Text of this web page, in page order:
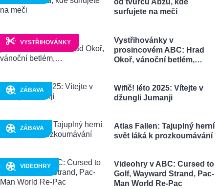
od tvůrců Abzû, kde
surfujete na meči
VYSTŘIHOVÁNKY
Vystřihovánky v
prosincovém ABC: Hrad
Okoř, vánoční betlém,…
ZÁBAVA
Wifič! léto 2025: Vítejte v
džungli Jumanji
ZÁBAVA
Atlas Fallen: Tajuplný herní
svět láká k prozkoumávání
VIDEOHRY
Videohry v ABC: Cursed to
Golf, Wayward Strand, Pac-
Man World Re-Pac